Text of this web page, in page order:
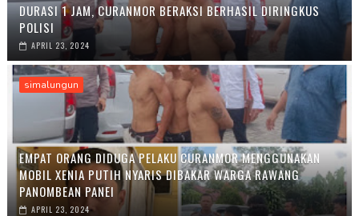
DURASI 1 JAM, CURANMOR BERAKSI BERHASIL DIRINGKUS
POLISI
APRIL 23, 2024
simalungun
EMPAT ORANG DIDUGA PELAKU CURANMOR MENGGUNAKAN
MOBIL XENIA PUTIH NYARIS DIBAKAR WARGA RAWANG
PANOMBEAN PANEI
APRIL 23, 2024